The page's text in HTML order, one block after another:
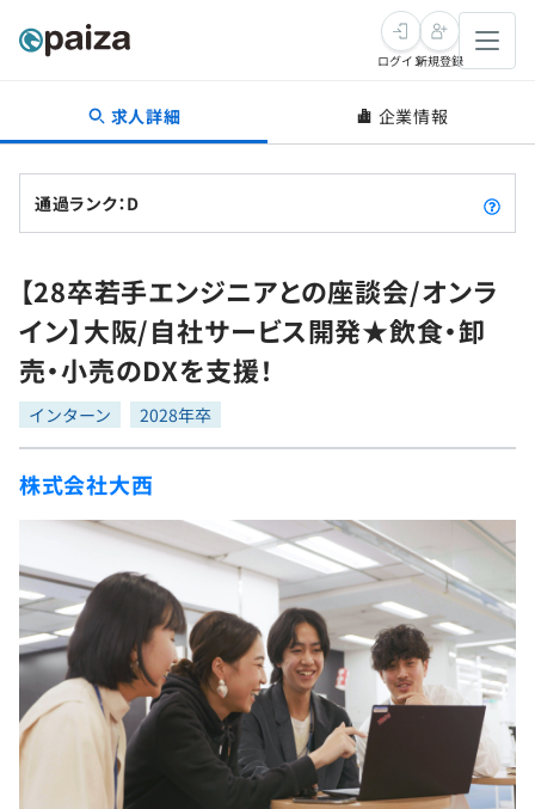
転職・キャリア
転職成功ガイド
転職エージェント
インタビュー
転職成功ガイド
新卒就活
求人検索
本選考
インターン
新卒エージェント
イベント・セミナー
インタビュー
就活成功ガイド
学習
問題集
4択課題
ナレッジ
リファレンス
プラン
個人向けプラン
法人向けプラン
プログラミング言語
評価結果一覧
再チャレンジ結果一覧
ゲーム・マンガ
Tech Team Journal
paiza times
note
paizaとは？
ログイン新規登録
求人詳細 企業情報
通過ランク：D
【28卒若手エンジニアとの座談会/オンラ
イン】大阪/自社サービス開発★飲食・卸
売・小売のDXを支援！
インターン 2028年卒
株式会社大西